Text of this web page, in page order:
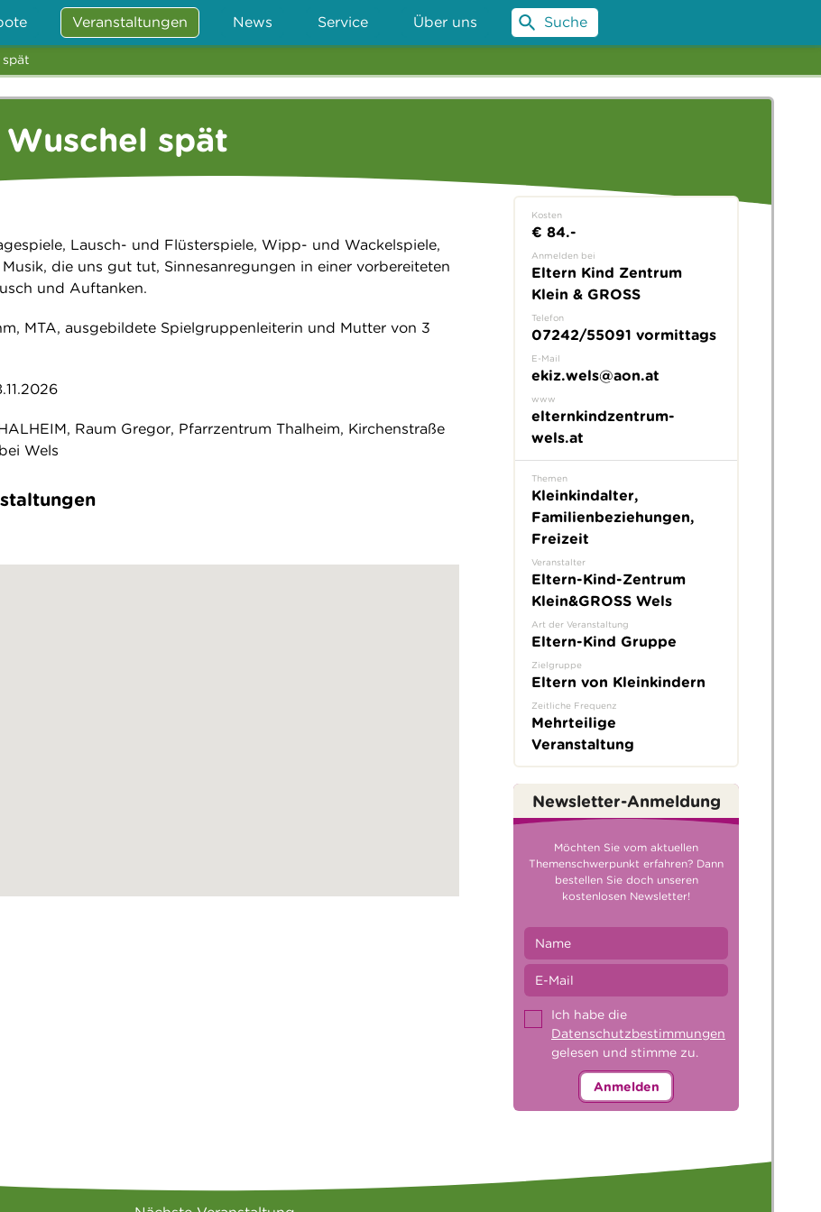
Veranstaltungen News Service Über uns Suche
spät
Lausch- und Flüsterspiele, Wipp- und Wackelspiele,
die uns gut tut, Sinnesanregungen in einer vorbereiteten
und Auftanken.
MTA, ausgebildete Spielgruppenleiterin und Mutter von 3
Raum Gregor, Pfarrzentrum Thalheim, Kirchenstraße
Wels
Kosten
€ 84.-
Anmelden bei
Eltern Kind Zentrum
Klein & GROSS
Telefon
07242/55091 vormittags
E-Mail
ekiz.wels@aon.at
www
elternkindzentrum-
wels.at
Themen
Kleinkindalter,
Familienbeziehungen,
Freizeit
Veranstalter
Eltern-Kind-Zentrum
Klein&GROSS Wels
Art der Veranstaltung
Eltern-Kind Gruppe
Zielgruppe
Eltern von Kleinkindern
Zeitliche Frequenz
Mehrteilige
Veranstaltung
Newsletter-Anmeldung
Möchten Sie vom aktuellen
Themenschwerpunkt erfahren? Dann
bestellen Sie doch unseren
kostenlosen Newsletter!
Ich habe die
Datenschutzbestimmungen
gelesen und stimme zu.
Anmelden